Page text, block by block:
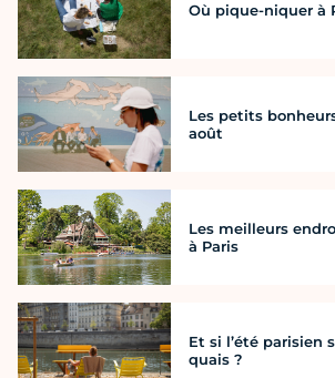
Où pique-niquer à
Les petits
août
Les meilleurs
à Paris
Et si l’été parisien
quais ?